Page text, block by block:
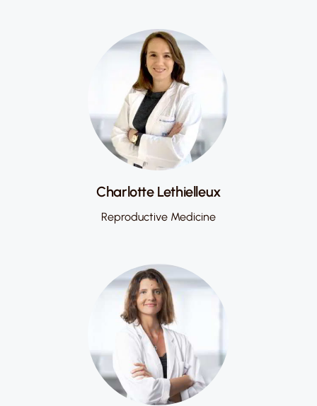
Charlotte Lethielleux
Reproductive Medicine